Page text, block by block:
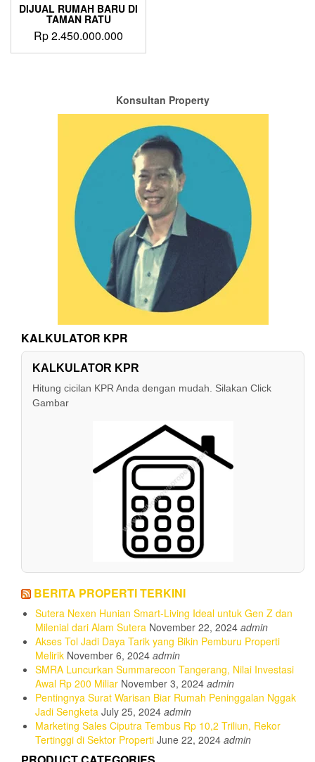
DIJUAL RUMAH BARU DI
TAMAN RATU
Rp2.450.000.000
Konsultan Property
KALKULATOR KPR
KALKULATOR KPR
Hitung cicilan KPR Anda dengan mudah. Silakan Click
Gambar
BERITA PROPERTI TERKINI
Sutera Nexen Hunian Smart-Living Ideal untuk Gen Z dan
Milenial dari Alam Sutera November 22, 2024 admin
Akses Tol Jadi Daya Tarik yang Bikin Pemburu Properti
Melirik November 6, 2024 admin
SMRA Luncurkan Summarecon Tangerang, Nilai Investasi
Awal Rp 200 Miliar November 3, 2024 admin
Pentingnya Surat Warisan Biar Rumah Peninggalan Nggak
Jadi Sengketa July 25, 2024 admin
Marketing Sales Ciputra Tembus Rp 10,2 Triliun, Rekor
Tertinggi di Sektor Properti June 22, 2024 admin